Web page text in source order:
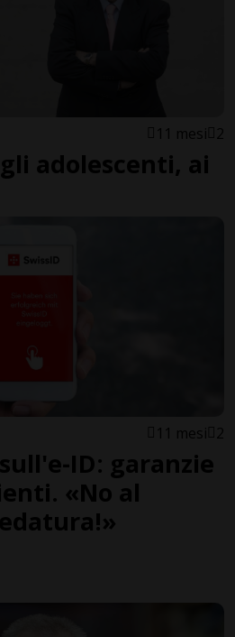
11 mesi 2
adolescenti, ai
11 mesi 2
ID: garanzie
«No al